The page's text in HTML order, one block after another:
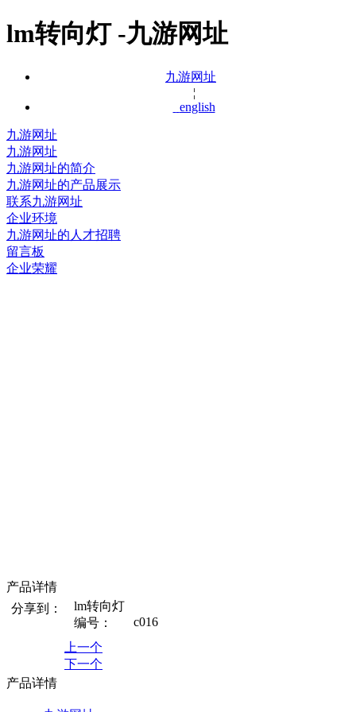
lm转向灯 -九游网址
九游网址
¦
english
九游网址
九游网址
九游网址的简介
九游网址的产品展示
联系九游网址
企业环境
九游网址的人才招聘
留言板
企业荣耀
产品详情
分享到：
lm转向灯
编号：
c016
上一个
下一个
产品详情